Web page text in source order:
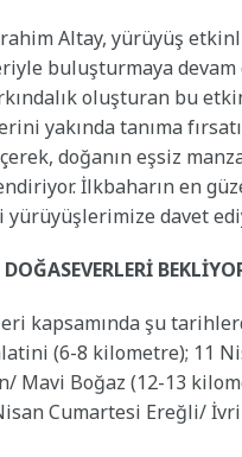
Altay, yürüyüş
buluşturmaya
oluşturan bu
yakında tanıma
doğanın eşsiz
İlkbaharın en
davet
kapsamında şu
(6-8 kilometre); 11
Mavi Boğaz (12-13
Cumartesi Ereğli/